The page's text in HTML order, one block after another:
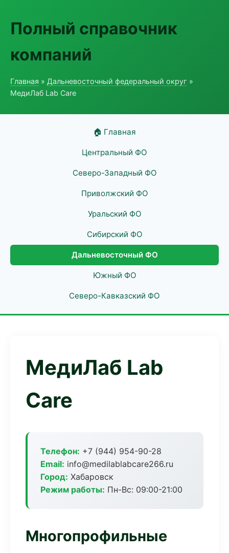
Полный справочник
компаний
Главная » Дальневосточный федеральный округ »
МедиЛаб Lab Care
🏠 Главная
Центральный ФО
Северо-Западный ФО
Приволжский ФО
Уральский ФО
Сибирский ФО
Дальневосточный ФО
Южный ФО
Северо-Кавказский ФО
МедиЛаб Lab
Care
Телефон: +7 (944) 954-90-28
Email: info@medilablabcare266.ru
Город: Хабаровск
Режим работы: Пн-Вс: 09:00-21:00
Многопрофильные